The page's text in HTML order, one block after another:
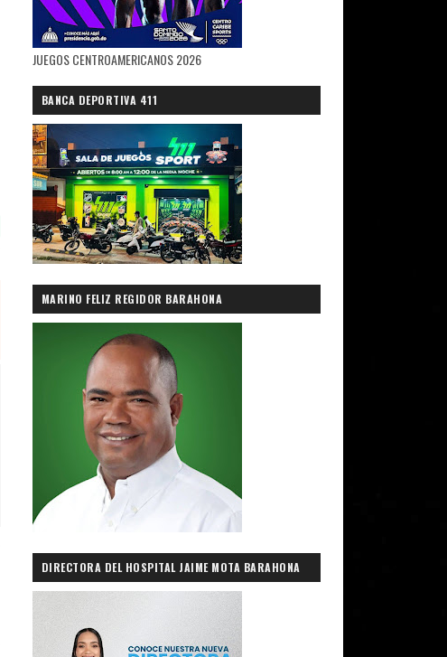
JUEGOS CENTROAMERICANOS 2026
BANCA DEPORTIVA 411
MARINO FELIZ REGIDOR BARAHONA
DIRECTORA DEL HOSPITAL JAIME MOTA BARAHONA